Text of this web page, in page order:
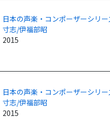
日本の声楽・コンポーザーシリ
寸志/伊福部昭
2015
日本の声楽・コンポーザーシリ
寸志/伊福部昭
2015